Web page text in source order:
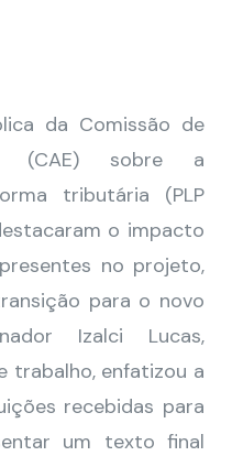
da Comissão de
(CAE) sobre a
tributária (PLP
o impacto
no projeto,
para o novo
Izalci Lucas,
trabalho, enfatizou a
recebidas para
um texto final